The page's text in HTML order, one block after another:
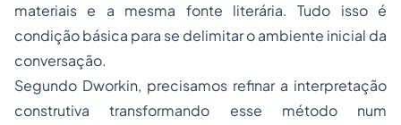
materiais e a mesma fonte literária. Tudo isso é
condição básica para se delimitar o ambiente inicial da
conversação.
Segundo Dworkin, precisamos refinar a interpretação
construtiva transformando esse método num